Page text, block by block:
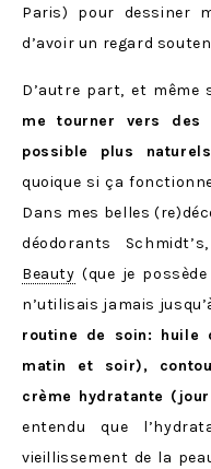
Paris) pour dessiner
d’avoir un regard
D’autre part, et même
me tourner vers
possible plus naturels
quoique si ça
Dans mes belles
déodorants
Beauty (que je
n’utilisais jamais
routine de soin: huile
matin et soir),
crème hydratante
entendu que
vieillissement de la